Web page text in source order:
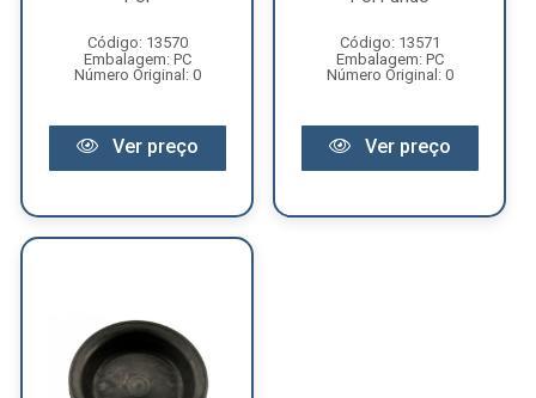
Código: 13570
Embalagem: PC
Número Original: 0
Ver preço
Código: 13571
Embalagem: PC
Número Original: 0
Ver preço